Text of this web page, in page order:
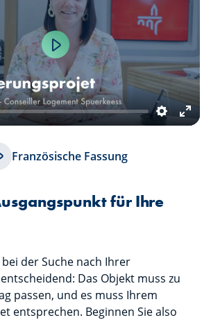
Settings
Play
Französische Fassung
für Ihre
der Suche nach Ihrer
Das Objekt muss zu
passen, und es muss Ihrem
entsprechen. Beginnen Sie also